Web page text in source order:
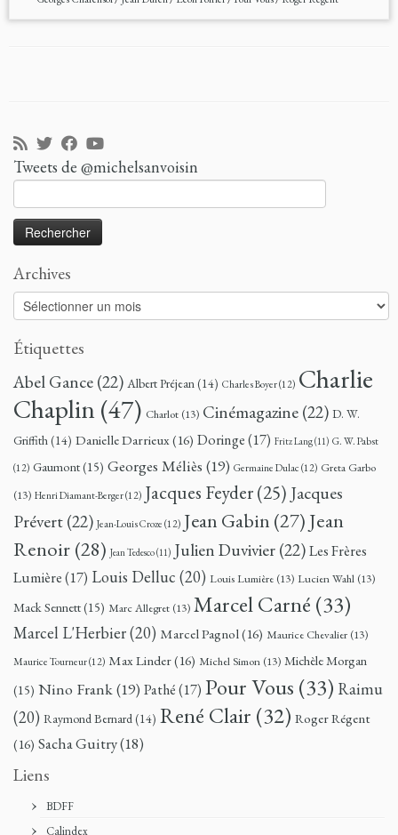
Tweets de @michelsanvoisin
Archives
Archives
Étiquettes
Abel Gance(22) Albert Préjean(14) Charles Boyer(12) Charlie
Chaplin(47) Charlot (13) Cinémagazine(22) D. W.
Griffith(14) Danielle Darrieux(16) Doringe(17) Fritz Lang(11) G. W. Pabst
(12) Gaumont(15) Georges Méliès (19) Germaine Dulac (12) Greta Garbo
(13) Henri Diamant-Berger(12) Jacques Feyder(25) Jacques
Prévert(22) Jean-Louis Croze (12) Jean Gabin (27) Jean
Renoir (28) Jean Tedesco(11) Julien Duvivier(22)Les Frères
Lumière(17) Louis Delluc (20) Louis Lumière (13) Lucien Wahl (13)
Mack Sennett(15) Marc Allegret (13) Marcel Carné (33)
Marcel L'Herbier(20) Marcel Pagnol(16) Maurice Chevalier (13)
Maurice Tourneur(12) Max Linder(16) Michel Simon (13) Michèle Morgan
(15) Nino Frank(19) Pathé(17) Pour Vous (33) Raimu
(20) Raymond Bernard(14) René Clair (32) Roger Régent
(16) Sacha Guitry(18)
Liens
BDFF
Calindex